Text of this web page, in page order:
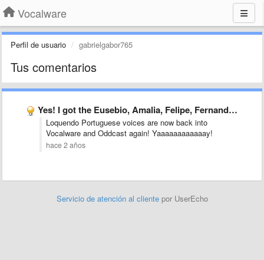
Vocalware
Perfil de usuario gabrielgabor765
Tus comentarios
Yes! I got the Eusebio, Amalia, Felipe, Fernanda and Gabriela …
Loquendo Portuguese voices are now back into
Vocalware and Oddcast again! Yaaaaaaaaaaaay!
hace 2 años
Servicio de atención al cliente por UserEcho